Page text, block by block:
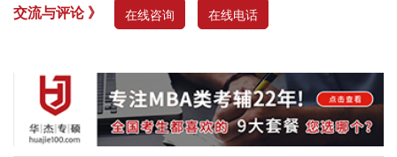
交流与评论 》 在线咨询 在线电话